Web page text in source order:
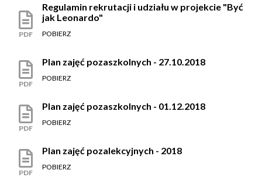
PDF
Regulamin rekrutacji i udziału w projekcie "Być
jak Leonardo"
POBIERZ
PDF
Plan zajęć pozaszkolnych - 27.10.2018
POBIERZ
PDF
Plan zajęć pozaszkolnych - 01.12.2018
POBIERZ
PDF
Plan zajęć pozalekcyjnych - 2018
POBIERZ